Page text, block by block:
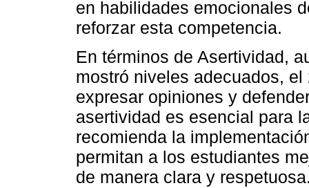
en habilidades emocionales
reforzar esta competencia.
En términos de Asertividad,
mostró niveles adecuados,
expresar opiniones y
asertividad es esencial para
recomienda la
permitan a los estudiantes
de manera clara y